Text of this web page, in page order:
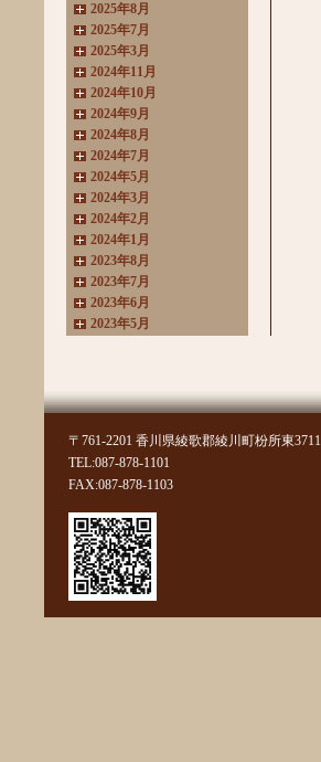
2025年8月
2025年7月
2025年3月
2024年11月
2024年10月
2024年9月
2024年8月
2024年7月
2024年5月
2024年3月
2024年2月
2024年1月
2023年8月
2023年7月
2023年6月
2023年5月
2022年10月
2022年7月
2022年6月
2022年4月
2022年3月
2022年2月
2022年1月
2021年11月
2021年10月
2021年9月
〒761-2201 香川県綾歌郡綾川町枌所東3711
TEL:087-878-1101
FAX:087-878-1103